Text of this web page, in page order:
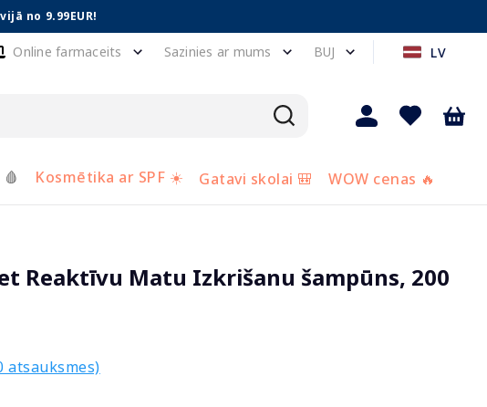
no 9.99EUR!
Online farmaceits Sazinies ar mums BUJ LV
Kosmētika ar SPF ☀️ Gatavi skolai 🎒 WOW cenas 🔥
Reaktīvu Matu Izkrišanu šampūns, 200
atsauksmes)